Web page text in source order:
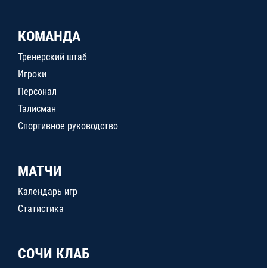
КОМАНДА
Тренерский штаб
Игроки
Персонал
Талисман
Спортивное руководство
МАТЧИ
Календарь игр
Статистика
СОЧИ КЛАБ